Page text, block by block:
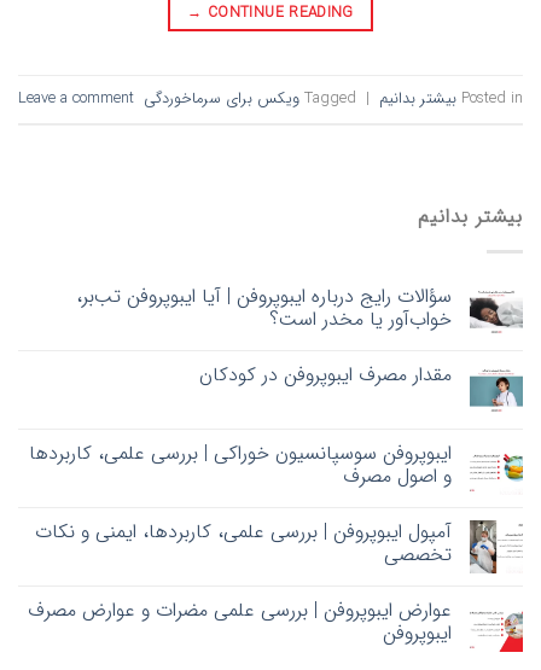
CONTINUE READING
→
Posted in بیشتر بدانیم |
Tagged ویکس برای سرماخوردگی Leave a comment
بیشتر بدانیم
سؤالات رایج درباره ایبوپروفن | آیا ایبوپروفن تب‌بر،
خواب‌آور یا مخدر است؟
مقدار مصرف ایبوپروفن در کودکان
ایبوپروفن سوسپانسیون خوراکی | بررسی علمی، کاربردها
و اصول مصرف
آمپول ایبوپروفن | بررسی علمی، کاربردها، ایمنی و نکات
تخصصی
عوارض ایبوپروفن | بررسی علمی مضرات و عوارض مصرف
ایبوپروفن